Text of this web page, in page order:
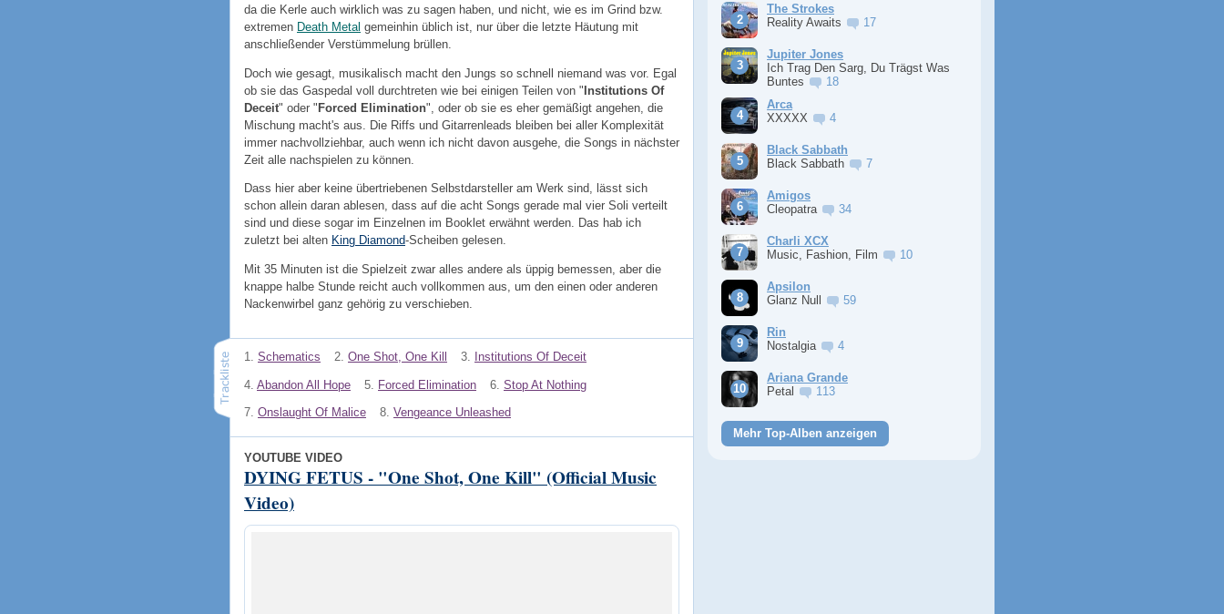
da die Kerle auch wirklich was zu sagen haben, und nicht, wie es im Grind bzw.
extremen Death Metal gemeinhin üblich ist, nur über die letzte Häutung mit
anschließender Verstümmelung brüllen.
Doch wie gesagt, musikalisch macht den Jungs so schnell niemand was vor. Egal
ob sie das Gaspedal voll durchtreten wie bei einigen Teilen von "Institutions Of
Deceit" oder "Forced Elimination", oder ob sie es eher gemäßigt angehen, die
Mischung macht's aus. Die Riffs und Gitarrenleads bleiben bei aller Komplexität
immer nachvollziehbar, auch wenn ich nicht davon ausgehe, die Songs in nächster
Zeit alle nachspielen zu können.
Dass hier aber keine übertriebenen Selbstdarsteller am Werk sind, lässt sich
schon allein daran ablesen, dass auf die acht Songs gerade mal vier Soli verteilt
sind und diese sogar im Einzelnen im Booklet erwähnt werden. Das hab ich
zuletzt bei alten King Diamond-Scheiben gelesen.
Mit 35 Minuten ist die Spielzeit zwar alles andere als üppig bemessen, aber die
knappe halbe Stunde reicht auch vollkommen aus, um den einen oder anderen
Nackenwirbel ganz gehörig zu verschieben.
1. Schematics 2. One Shot, One Kill 3. Institutions Of Deceit
4. Abandon All Hope 5. Forced Elimination 6. Stop At Nothing
7. Onslaught Of Malice 8. Vengeance Unleashed
YOUTUBE VIDEO
DYING FETUS - "One Shot, One Kill" (Official Music
Video)
The Strokes
Reality Awaits
17
Jupiter Jones
Ich Trag Den Sarg, Du Trägst Was
Buntes
18
Arca
XXXXX
4
Black Sabbath
Black Sabbath
7
Amigos
Cleopatra
34
Charli XCX
Music, Fashion, Film
10
Apsilon
Glanz Null
59
Rin
Nostalgia
4
Ariana Grande
Petal
113
Mehr Top-Alben anzeigen